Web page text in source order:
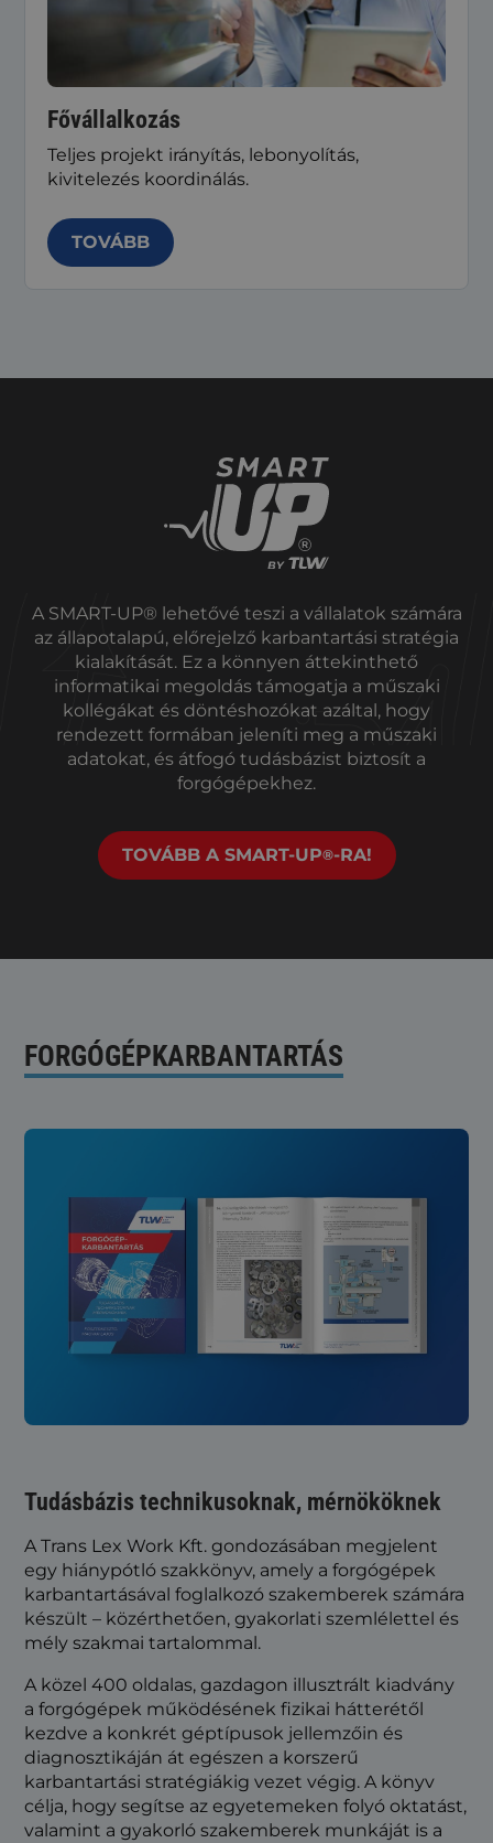
Fővállalkozás
Teljes projekt irányítás, lebonyolítás,
kivitelezés koordinálás.
TOVÁBB
A SMART-UP® lehetővé teszi a vállalatok számára
az állapotalapú, előrejelző karbantartási stratégia
kialakítását. Ez a könnyen áttekinthető
informatikai megoldás támogatja a műszaki
kollégákat és döntéshozókat azáltal, hogy
rendezett formában jeleníti meg a műszaki
adatokat, és átfogó tudásbázist biztosít a
forgógépekhez.
TOVÁBB A SMART-UP®-RA!
FORGÓGÉPKARBANTARTÁS
Tudásbázis technikusoknak, mérnököknek
A Trans Lex Work Kft. gondozásában megjelent
egy hiánypótló szakkönyv, amely a forgógépek
karbantartásával foglalkozó szakemberek számára
készült – közérthetően, gyakorlati szemlélettel és
mély szakmai tartalommal.
A közel 400 oldalas, gazdagon illusztrált kiadvány
a forgógépek működésének fizikai hátterétől
kezdve a konkrét géptípusok jellemzőin és
diagnosztikáján át egészen a korszerű
karbantartási stratégiákig vezet végig. A könyv
célja, hogy segítse az egyetemeken folyó oktatást,
valamint a gyakorló szakemberek munkáját is a